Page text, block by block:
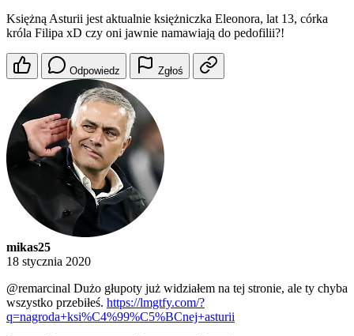
Księżną Asturii jest aktualnie księżniczka Eleonora, lat 13, córka
króla Filipa xD czy oni jawnie namawiają do pedofilii?!
Odpowiedz Zgłoś
mikas25
18 stycznia 2020
@remarcinal Dużo głupoty już widziałem na tej stronie, ale ty chyba
wszystko przebiłeś. https://lmgtfy.com/?
q=nagroda+ksi%C4%99%C5%BCnej+asturii